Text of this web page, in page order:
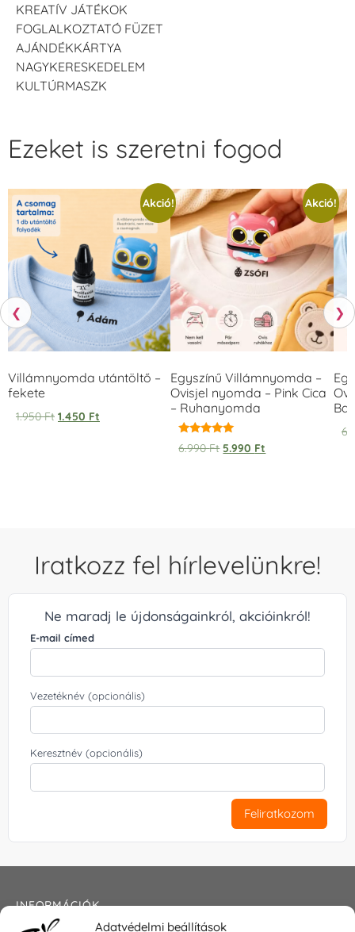
Adatvédelmi beállítások
KREATÍV JÁTÉKOK
FOGLALKOZTATÓ FÜZET
AJÁNDÉKKÁRTYA
NAGYKERESKEDELEM
KULTÚRMASZK
❮
Ezeket is szeretni fogod
Akció!
Villámnyomda utántöltő –
fekete
1.950Ft 1.450 Ft
Akció!
Egyszínű Villámnyomda –
Ovisjel nyomda – Pink Cica
– Ruhanyomda
Értékelés:
5.00
6.990Ft 5.990 Ft
❯
Iratkozz fel hírlevelünkre!
Ne maradj le újdonságainkról, akcióinkról!
E-mail címed
Vezetéknév (opcionális)
Keresztnév (opcionális)
Feliratkozom
INFORMÁCIÓK